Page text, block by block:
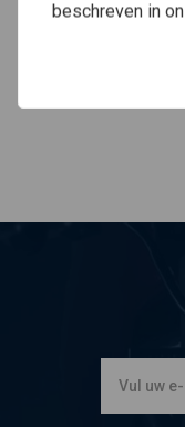
beschreven in